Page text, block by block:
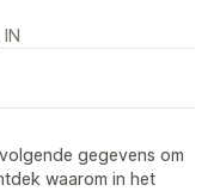
gegevens om
waarom in het